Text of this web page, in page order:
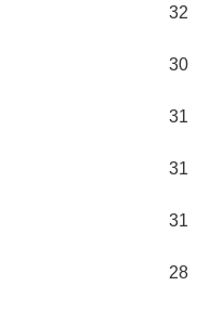
32
30
31
31
31
28